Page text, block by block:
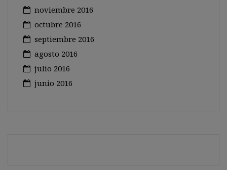
noviembre 2016
octubre 2016
septiembre 2016
agosto 2016
julio 2016
junio 2016